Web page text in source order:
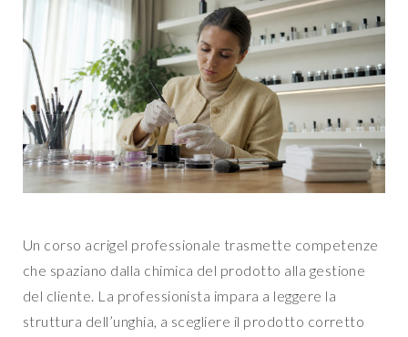
Un corso acrigel professionale trasmette competenze
che spaziano dalla chimica del prodotto alla gestione
del cliente. La professionista impara a leggere la
struttura dell’unghia, a scegliere il prodotto corretto